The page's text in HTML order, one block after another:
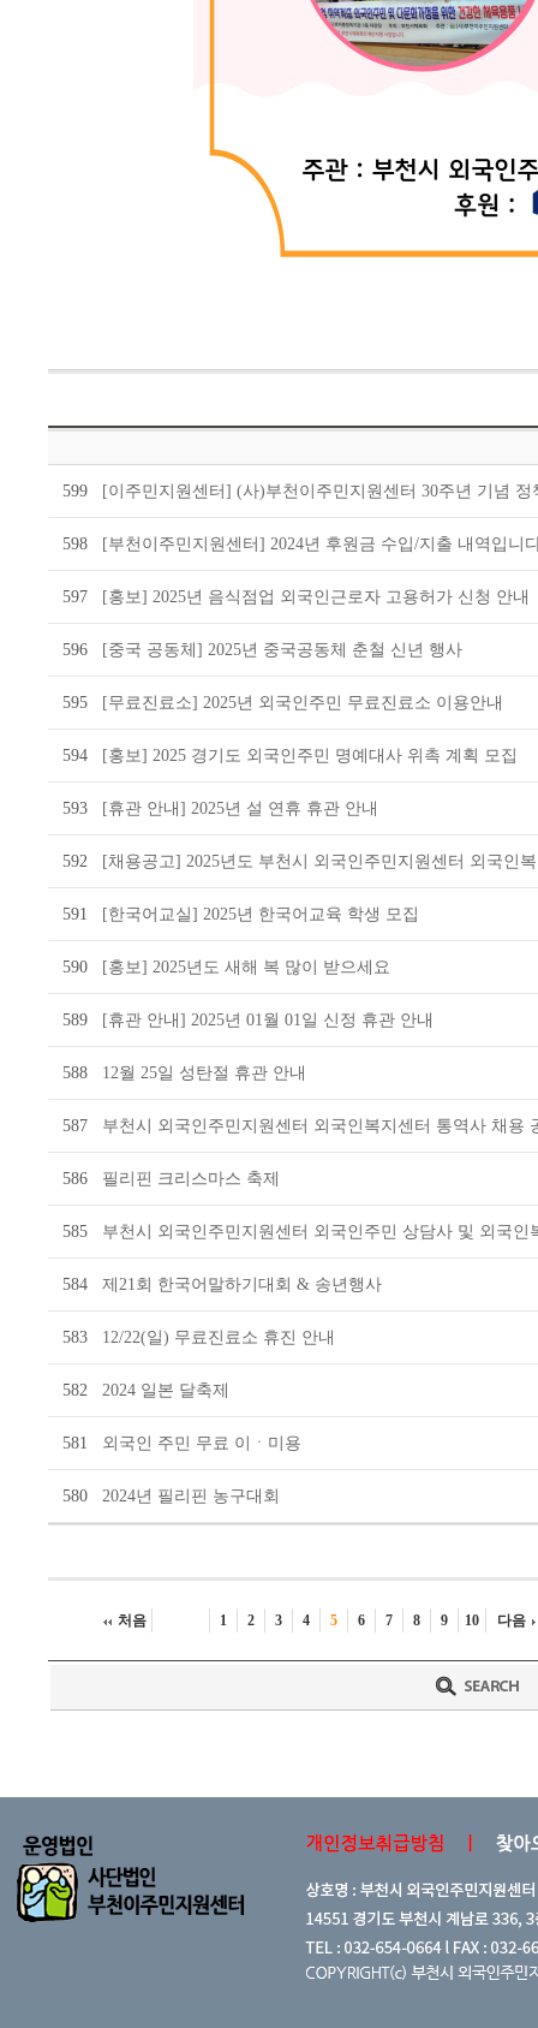
599 [이주민지원센터] (사)부천이주민지원센터 30주년 기념 정
598 [부천이주민지원센터] 2024년 후원금 수입/지출 내역입니
597 [홍보] 2025년 음식점업 외국인근로자 고용허가 신청 안내
596 [중국 공동체] 2025년 중국공동체 춘철 신년 행사
595 [무료진료소] 2025년 외국인주민 무료진료소 이용안내
594 [홍보] 2025 경기도 외국인주민 명예대사 위촉 계획 모집
593 [휴관 안내] 2025년 설 연휴 휴관 안내
592 [채용공고] 2025년도 부천시 외국인주민지원센터 외국인
591 [한국어교실] 2025년 한국어교육 학생 모집
590 [홍보] 2025년도 새해 복 많이 받으세요
589 [휴관 안내] 2025년 01월 01일 신정 휴관 안내
588 12월 25일 성탄절 휴관 안내
587 부천시 외국인주민지원센터 외국인복지센터 통역사 채용
586 필리핀 크리스마스 축제
585 부천시 외국인주민지원센터 외국인주민 상담사 및 외국인
584 제21회 한국어말하기대회 & 송년행사
583 12/22(일) 무료진료소 휴진 안내
582 2024 일본 달축제
581 외국인 주민 무료 이ㆍ미용
580 2024년 필리핀 농구대회
처음 1 2 3 4 5 6 7 8 9 10 다음